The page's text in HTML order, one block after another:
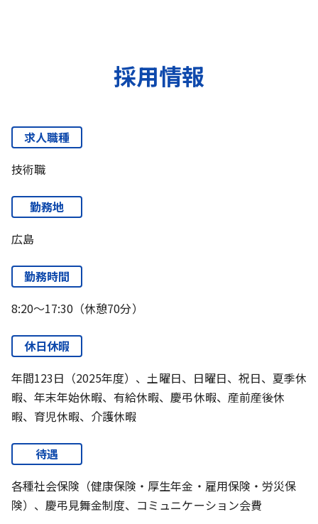
採用情報
求人職種
技術職
勤務地
広島
勤務時間
8:20～17:30（休憩70分）
休日休暇
年間123日（2025年度）、土曜日、日曜日、祝日、夏季休
暇、年末年始休暇、有給休暇、慶弔休暇、産前産後休
暇、育児休暇、介護休暇
待遇
各種社会保険（健康保険・厚生年金・雇用保険・労災保
険）、慶弔見舞金制度、コミュニケーション会費